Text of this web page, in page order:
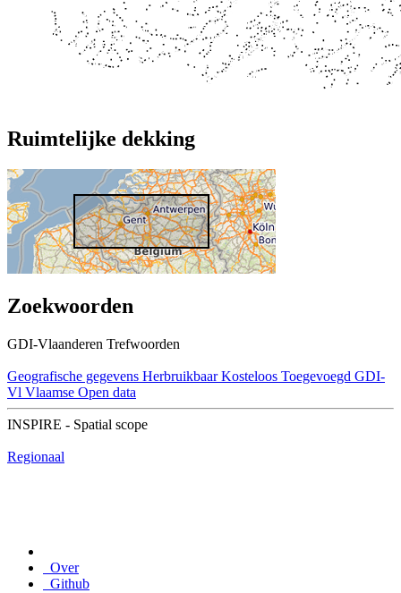
Ruimtelijke dekking
Zoekwoorden
GDI-Vlaanderen Trefwoorden
Geografische gegevens Herbruikbaar Kosteloos Toegevoegd GDI-
Vl Vlaamse Open data
INSPIRE - Spatial scope
Regionaal
Over
Github